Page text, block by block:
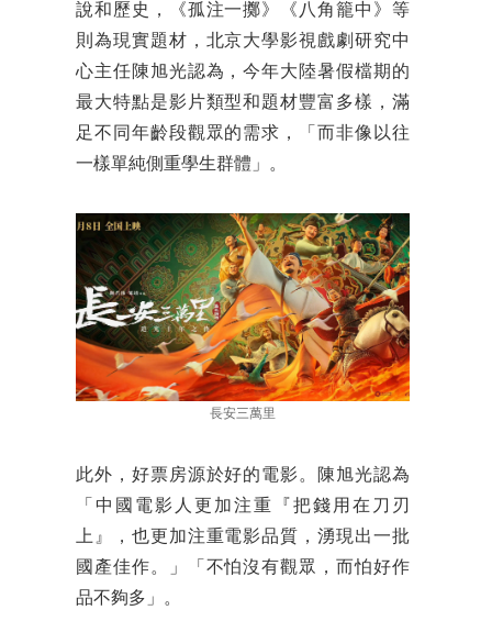
說和歷史，《孤注一擲》《八角籠中》等
則為現實題材，北京大學影視戲劇研究中
心主任陳旭光認為，今年大陸暑假檔期的
最大特點是影片類型和題材豐富多樣，滿
足不同年齡段觀眾的需求，「而非像以往
一樣單純側重學生群體」。
長安三萬里
此外，好票房源於好的電影。陳旭光認為
「中國電影人更加注重『把錢用在刀刃
上』，也更加注重電影品質，湧現出一批
國產佳作。」「不怕沒有觀眾，而怕好作
品不夠多」。